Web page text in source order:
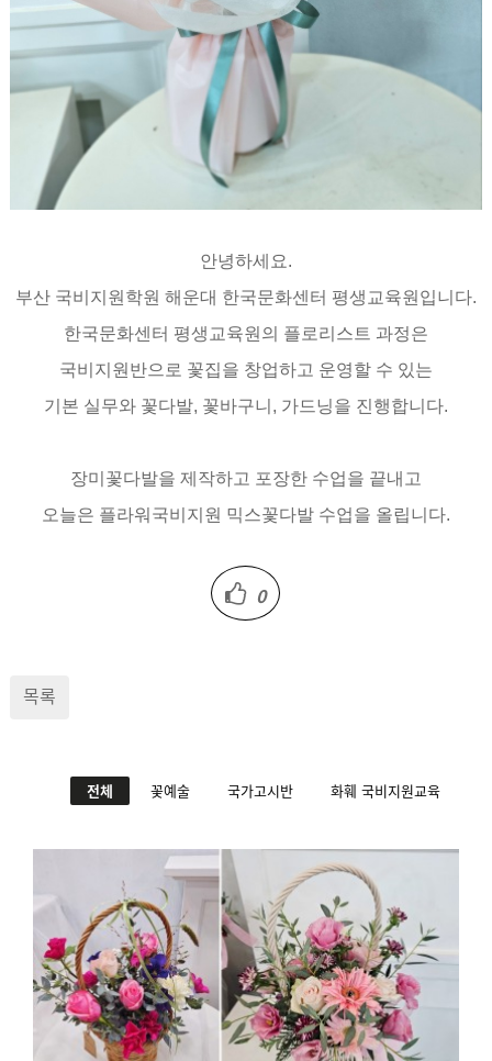
안녕하세요.
부산 국비지원학원 해운대 한국문화센터 평생교육원입니다.
한국문화센터 평생교육원의 플로리스트 과정은
국비지원반으로 꽃집을 창업하고 운영할 수 있는
기본 실무와 꽃다발, 꽃바구니, 가드닝을 진행합니다.
장미꽃다발을 제작하고 포장한 수업을 끝내고
오늘은 플라워국비지원 믹스꽃다발 수업을 올립니다.
0
목록
전체 꽃예술 국가고시반 화훼 국비지원교육
플라워클래스 취미반 베이스디자인
2025.04.30해운대한국문화센터